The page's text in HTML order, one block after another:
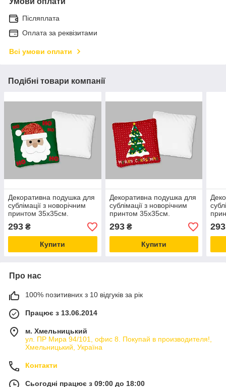
Післяплата
Оплата за реквізитами
Всі умови оплати
Подібні товари компанії
Декоративна подушка для
сублімації з новорічним
принтом 35х35см.
NP21_18
293 ₴
Купити
Декоративна подушка для
сублімації з новорічним
принтом 35х35см.
NP21_25
293₴
Купити
293
Про нас
100% позитивних з 10 відгуків за рік
Працює з 13.06.2014
м. Хмельницький
ул. ПР Мира 94/101, офис 8. Покупай в производителя!,
Хмельницький, Україна
Контакти
Сьогодні працює з 09:00 до 18:00